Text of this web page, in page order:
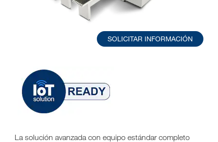
SOLICITAR INFORMACIÓN
La solución avanzada con equipo estándar completo